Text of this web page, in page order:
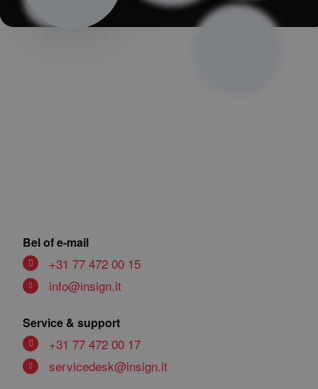
Bel of e-mail
+31 77 472 00 15
info@insign.it
Service & support
+31 77 472 00 17
servicedesk@insign.it